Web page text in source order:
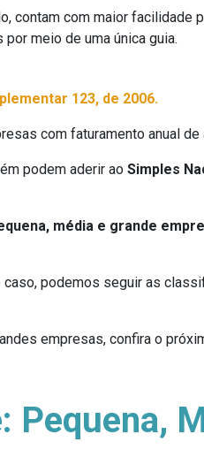
contam com maior facilidade
meio de uma única guia.
123, de 2006.
com faturamento anual de
podem aderir ao Simples
média e grande
podemos seguir as
empresas, confira o